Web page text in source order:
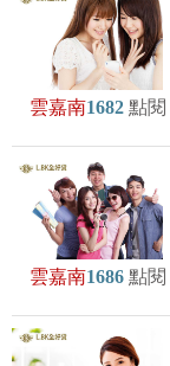
雲嘉南1682 點閱
雲嘉南1686 點閱